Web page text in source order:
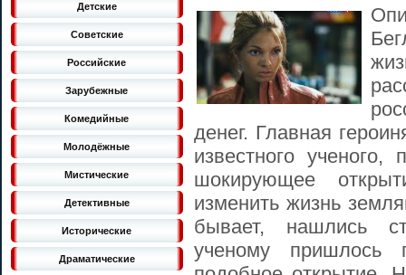
Детские
Советские
Российские
Зарубежные
Комедийные
Молодёжные
Мистические
Детективные
Исторические
Драматические
денег. Главная
известного ученого,
шокирующее
изменить жизнь
бывает, нашлись
ученому пришлось